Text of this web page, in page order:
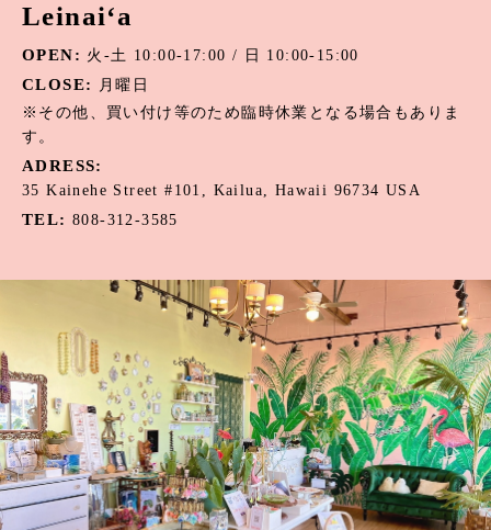
Leinai‘a
OPEN: 火-土 10:00-17:00 / 日 10:00-15:00
CLOSE:
月曜日
※その他、買い付け等のため臨時休業となる場合もありま
す。
ADRESS:
35 Kainehe Street #101, Kailua, Hawaii 96734 USA
TEL: 808-312-3585